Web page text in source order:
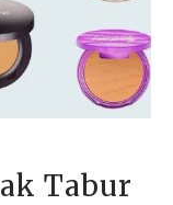
Tabur